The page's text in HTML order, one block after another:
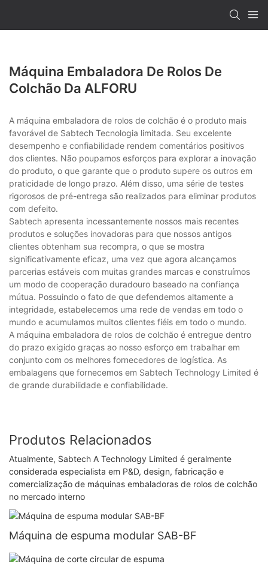
Máquina Embaladora De Rolos De
Colchão Da ALFORU
A máquina embaladora de rolos de colchão é o produto mais
favorável de Sabtech Tecnologia limitada. Seu excelente
desempenho e confiabilidade rendem comentários positivos
dos clientes. Não poupamos esforços para explorar a inovação
do produto, o que garante que o produto supere os outros em
praticidade de longo prazo. Além disso, uma série de testes
rigorosos de pré-entrega são realizados para eliminar produtos
com defeito.
Sabtech apresenta incessantemente nossos mais recentes
produtos e soluções inovadoras para que nossos antigos
clientes obtenham sua recompra, o que se mostra
significativamente eficaz, uma vez que agora alcançamos
parcerias estáveis ​​com muitas grandes marcas e construímos
um modo de cooperação duradouro baseado na confiança
mútua. Possuindo o fato de que defendemos altamente a
integridade, estabelecemos uma rede de vendas em todo o
mundo e acumulamos muitos clientes fiéis em todo o mundo.
A máquina embaladora de rolos de colchão é entregue dentro
do prazo exigido graças ao nosso esforço em trabalhar em
conjunto com os melhores fornecedores de logística. As
embalagens que fornecemos em Sabtech Technology Limited é
de grande durabilidade e confiabilidade.
Produtos Relacionados
Atualmente, Sabtech A Technology Limited é geralmente
considerada especialista em P&D, design, fabricação e
comercialização de máquinas embaladoras de rolos de colchão
no mercado interno
Máquina de espuma modular SAB-BF